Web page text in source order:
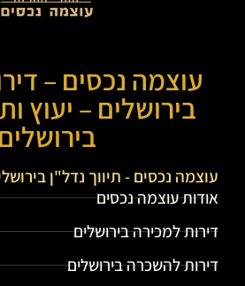
עוצמה נכסים –
בירושלים – יעוץ
בירושלים
עוצמה נכסים - תיווך נדל"ן
אודות עוצמה נכסים
דירות למכירה בירושלים
דירות להשכרה בירושלים